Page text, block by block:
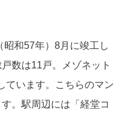
和57年）8月に竣工し
数は11戸。メゾネット
ています。こちらのマン
。駅周辺には「経堂コ